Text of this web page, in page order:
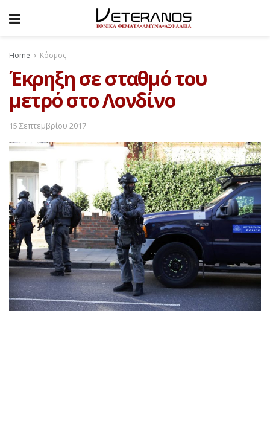
Home Κόσμος
Έκρηξη σε σταθμό του
μετρό στο Λονδίνο
15 Σεπτεμβρίου 2017